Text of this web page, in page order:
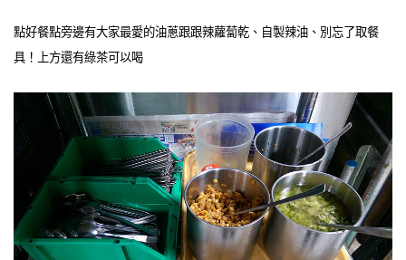
點好餐點旁邊有大家最愛的油蔥跟跟辣蘿蔔乾、自製辣油、別忘了取餐
具！上方還有綠茶可以喝